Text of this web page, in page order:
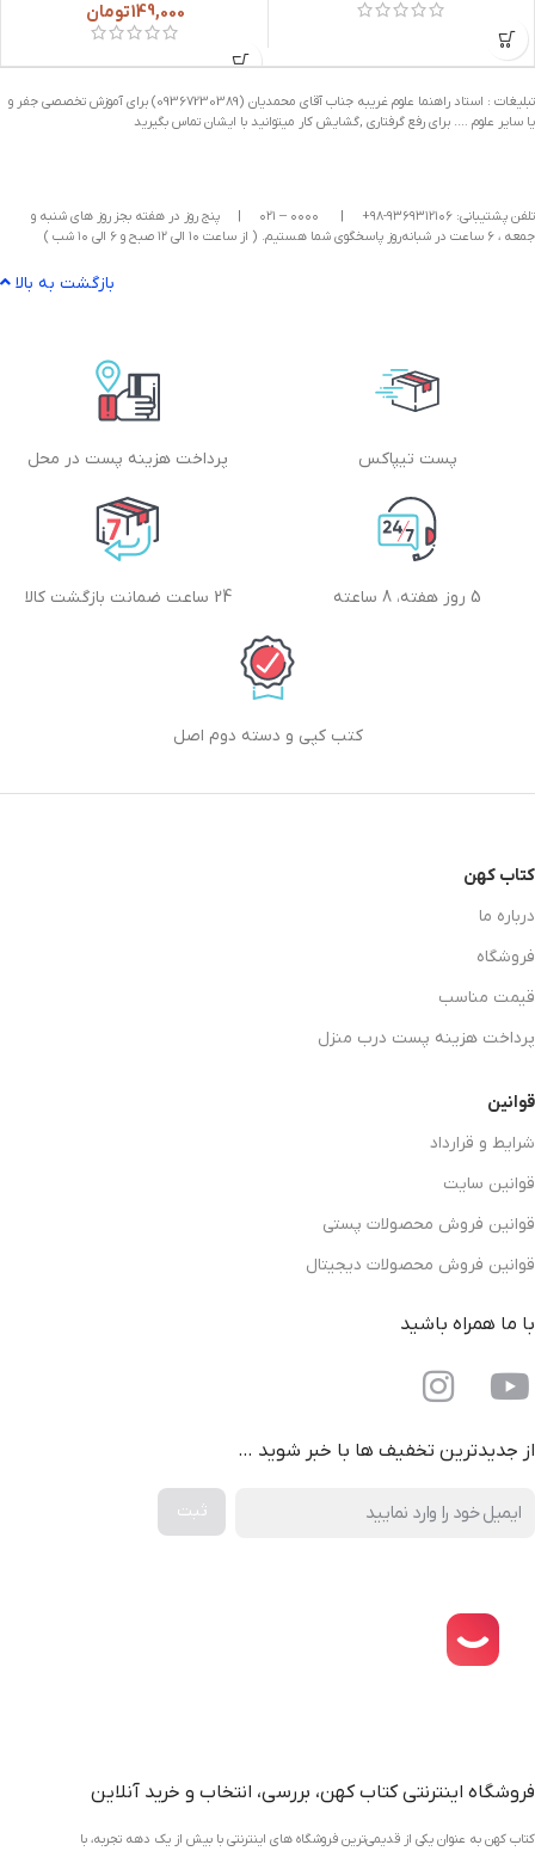
149,000تومان
تبلیغات : استاد راهنما علوم غریبه جناب آقای محمدیان (09367230389) برای آموزش تخصصی جفر و
یا سایر علوم …. برای رفع گرفتاری ,گشایش کار میتوانید با ایشان تماس بگیرید
تلفن پشتیبانی: ۹۳۶۹۳۱۲۱۰۶-۹۸+ |
|
پنج روز در هفته بجز روز های شنبه و
جمعه ، ۶ ساعت در شبانه‌روز پاسخگوی شما هستیم. ( از ساعت ۱۰ الی ۱۲ صبح و ۶ الی ۱۰ شب )
بازگشت به بالا
پست تیپاکس پرداخت هزینه پست در محل
5 روز هفته، 8 ساعته 24 ساعت ضمانت بازگشت کالا
کتب کپی و دسته دوم اصل
کتاب کهن
درباره ما
فروشگاه
قیمت مناسب
پرداخت هزینه پست درب منزل
قوانین
شرایط و قرارداد
قوانین سایت
قوانین فروش محصولات پستی
قوانین فروش محصولات دیجیتال
با ما همراه باشید
از جدیدترین تخفیف ها با خبر شوید …
فروشگاه اینترنتی کتاب کهن، بررسی، انتخاب و خرید آنلاین
کتاب کهن به عنوان یکی از قدیمی‌ترین فروشگاه های اینترنتی با بیش از یک دهه تجربه، با